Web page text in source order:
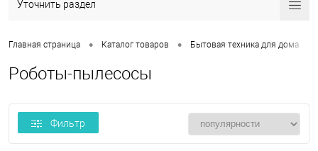
Уточнить раздел
Главная страница • Каталог товаров • Бытовая техника для дома
Роботы-пылесосы
Фильтр